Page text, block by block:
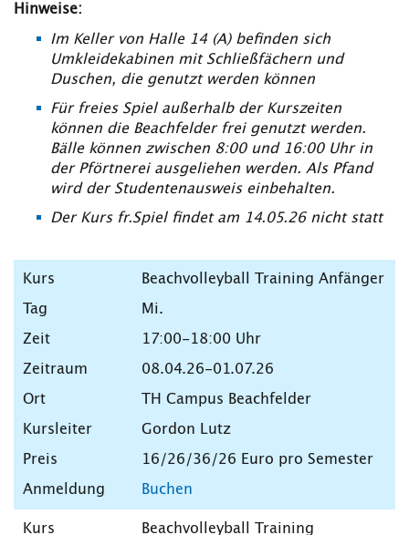
Hinweise:
Im Keller von Halle 14 (A) befinden sich
Umkleidekabinen mit Schließfächern und
Duschen, die genutzt werden können
Für freies Spiel außerhalb der Kurszeiten
können die Beachfelder frei genutzt werden.
Bälle können zwischen 8:00 und 16:00 Uhr in
der Pförtnerei ausgeliehen werden. Als Pfand
wird der Studentenausweis einbehalten.
Der Kurs fr.Spiel findet am 14.05.26 nicht statt
Beachvolleyball Training Anfänger
Mi.
17:00-18:00 Uhr
08.04.26-01.07.26
TH Campus Beachfelder
Gordon Lutz
16/26/36/26 Euro pro Semester
Buchen
Beachvolleyball Training